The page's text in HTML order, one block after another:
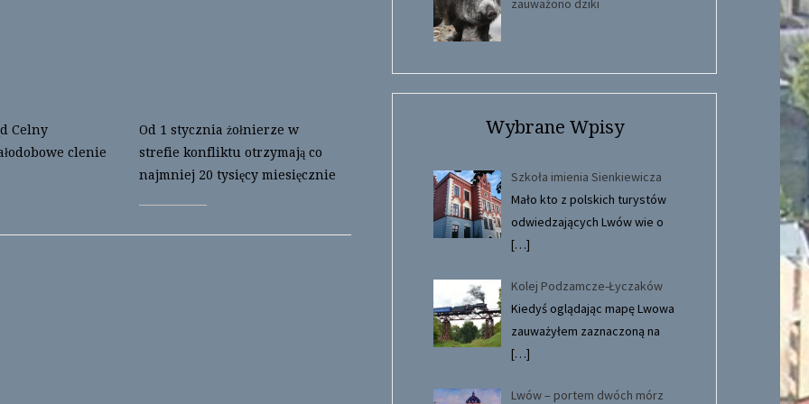
Celny
clenie
Od 1 stycznia żołnierze w
strefie konfliktu otrzymają co
najmniej 20 tysięcy miesięcznie
zauważono dziki
Wybrane Wpisy
Szkoła imienia Sienkiewicza
Mało kto z polskich turystów
odwiedzających Lwów wie o
[…]
Kolej Podzamcze-Łyczaków
Kiedyś oglądając mapę Lwowa
zauważyłem zaznaczoną na
[…]
Lwów – portem dwóch mórz